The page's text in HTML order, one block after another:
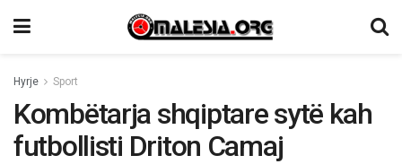
Hyrje Sport
Kombëtarja shqiptare sytë kah
futbollisti Driton Camaj